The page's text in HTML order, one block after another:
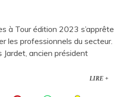
à Tour édition 2023 s’apprête
les professionnels du secteur.
Jardet, ancien président
LIRE +